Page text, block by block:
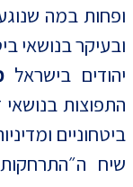
ופחות במה
ובעיקר בנושאי
יהודים בישראל
התפוצות
ביטחוניים
שיח